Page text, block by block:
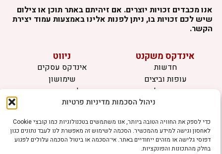
ניהול הסכמות מדיניות פרטיות
כדי לספק את החוויה הטובה ביותר, אנו משתמשים בטכנולוגיות כמו קובצי Cookie
לאחסון וגישה למידע מהמכשיר. הסכמה לשימוש זה מאפשרת לנו לעבד נתונים כגון
דפוסי גלישה או מזהים ייחודיים באתר. אי־הסכמה או ביטול הסכמה עלולים לפגוע
בחלק מהתכונות והפונקציות.
אנו מכבדים זכויות יוצרים. אם זיהיתם באתר תוכן או צילום
שיש לכם זכויות בו, ניתן לפנות אלינו באמצעות עמוד יצירת
הקשר.
אינדקס משקנט
חדשות
עופות וביצים
בקר וחלב
בריאות מהחי
ניווט
אינדקס עסקים
שימושון
לוח מודעות
צרו קשר